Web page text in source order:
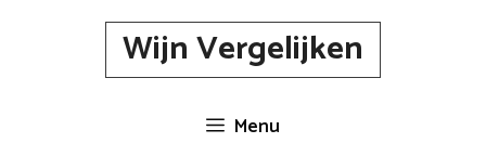
Wijn Vergelijken
Menu